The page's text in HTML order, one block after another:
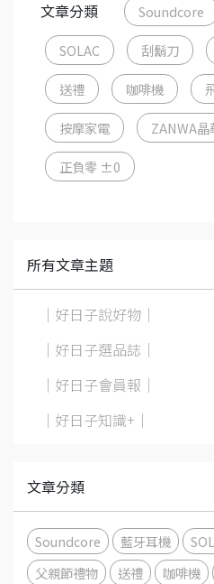
文章分類 Soundcore
SOLAC 刮鬍刀
送禮 咖啡機
按摩家電 ZANWA晶
正負零 ±0
所有文章主題
｜好日子說好物｜
｜好日子選品誌｜
｜好日子會員報｜
｜好日子知識+｜
文章分類
Soundcore 藍牙耳機
父親節禮物
送禮 咖啡機